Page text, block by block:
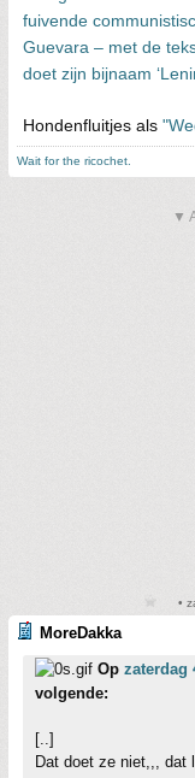
fuivende
Guevara – met de
doet zijn bijnaam
Hondenfluitjes als
Wait for the ricochet.
▼
•
MoreDakka
Op zaterdag
volgende:
[..]
Dat doet ze niet,,, dat